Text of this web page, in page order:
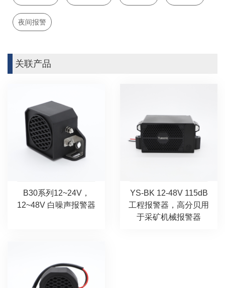
夜间报警
关联产品
B30系列12~24V，
12~48V 白噪声报警器
YS-BK 12-48V 115dB
工程报警器，高分贝用
于采矿机械报警器